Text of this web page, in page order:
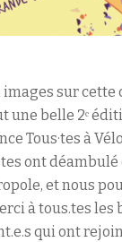
images sur cette
une belle 2ᵉ
Tous·tes à
ont déambulé
et nous
à tous.tes les
qui ont